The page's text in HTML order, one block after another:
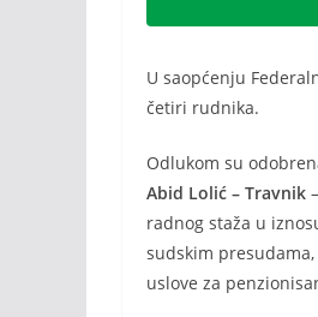
U saopćenju
četiri rudnika.
Odlukom su
Abid Lolić – Travnik
radnog staža u
sudskim
uslove za